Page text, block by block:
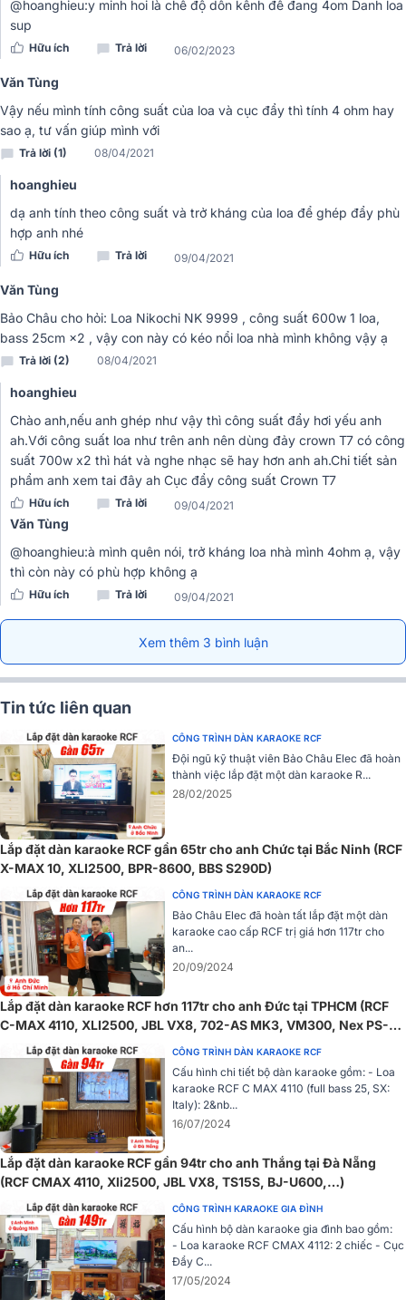
Lưới tản nhiệt cùng quạt gió ở mặt trước và sau giúp
Crown XLi2500
nhiều giờ liền.
Dàn karaoke lắp đặt cho nhà anh Thành sử dụng cục đẩy Crown
Dễ dàng kết nối với nhiều thiết bị âm nhạc
@hoanghieu:y minh hoi là chế độ dồn kênh để đang 4om Danh loa
sup
Hữu ích Trả lời 06/02/2023
Văn Tùng
Vậy nếu mình tính công suất của loa và cục đẩy thì tính 4 ohm hay
sao ạ, tư vấn giúp mình với
Trả lời (1) 08/04/2021
hoanghieu
dạ anh tính theo công suất và trở kháng của loa để ghép đẩy phù
hợp anh nhé
Hữu ích Trả lời 09/04/2021
Văn Tùng
Bảo Châu cho hỏi: Loa Nikochi NK 9999 , công suất 600w 1 loa,
bass 25cm ×2 , vậy con này có kéo nổi loa nhà mình không vậy ạ
Trả lời (2) 08/04/2021
hoanghieu
Chào anh,nếu anh ghép như vậy thì công suất đẩy hơi yếu anh
ah.Với công suất loa như trên anh nên dùng đảy crown T7 có công
suất 700w x2 thì hát và nghe nhạc sẽ hay hơn anh ah.Chi tiết sản
phẩm anh xem tai đây ah Cục đẩy công suất Crown T7
Hữu ích Trả lời 09/04/2021
Văn Tùng
@hoanghieu:à mình quên nói, trở kháng loa nhà mình 4ohm ạ, vậy
thì còn này có phù hợp không ạ
Hữu ích Trả lời 09/04/2021
Xem thêm 3 bình luận
Tin tức liên quan
CÔNG TRÌNH DÀN KARAOKE RCF
Đội ngũ kỹ thuật viên Bảo Châu Elec đã hoàn
thành việc lắp đặt một dàn karaoke R...
28/02/2025
Lắp đặt dàn karaoke RCF gần 65tr cho anh Chức tại Bắc Ninh (RCF
X-MAX 10, XLI2500, BPR-8600, BBS S290D)
CÔNG TRÌNH DÀN KARAOKE RCF
Bảo Châu Elec đã hoàn tất lắp đặt một dàn
karaoke cao cấp RCF trị giá hơn 117tr cho
an...
20/09/2024
Lắp đặt dàn karaoke RCF hơn 117tr cho anh Đức tại TPHCM (RCF
C-MAX 4110, XLI2500, JBL VX8, 702-AS MK3, VM300, Nex PS-
CÔNG TRÌNH DÀN KARAOKE RCF
Cấu hình chi tiết bộ dàn karaoke gồm: - Loa
karaoke RCF C MAX 4110 (full bass 25, SX:
Italy): 2&nb...
16/07/2024
Lắp đặt dàn karaoke RCF gần 94tr cho anh Thắng tại Đà Nẵng
(RCF CMAX 4110, Xli2500, JBL VX8, TS15S, BJ-U600,…)
CÔNG TRÌNH KARAOKE GIA ĐÌNH
Cấu hình bộ dàn karaoke gia đình bao gồm:
- Loa karaoke RCF CMAX 4112: 2 chiếc - Cục
Đẩy C...
17/05/2024